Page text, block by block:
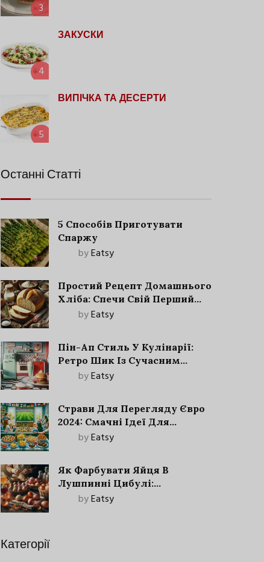
3
4
ЗАКУСКИ
5
ВИПІЧКА ТА ДЕСЕРТИ
Останні Статті
5 Способів Приготувати
Спаржу
byEatsy
Простий Рецепт Домашнього
Хліба: Спечи Свій Перший
Запашний Хліб!
byEatsy
Пін-Ап Стиль У Кулінарії:
Ретро Шик Із Сучасним
Акцентом
byEatsy
Страви Для Перегляду Євро
2024: Смачні Ідеї Для
Футбольного Свята
byEatsy
Як Фарбувати Яйця В
Лушпинні Цибулі:
Старовинний Метод З
byEatsy
Категорії